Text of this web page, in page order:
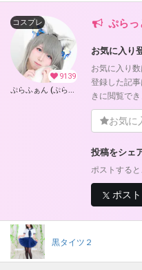
9139
コスプレ
ぷらふぁん (ぷらっとwolf)
ぷらっ
お気に入り
お気に入り
登録した記
きに閲覧でき
お気に
投稿をシェ
ポストすると
ポスト
黒タイツ２